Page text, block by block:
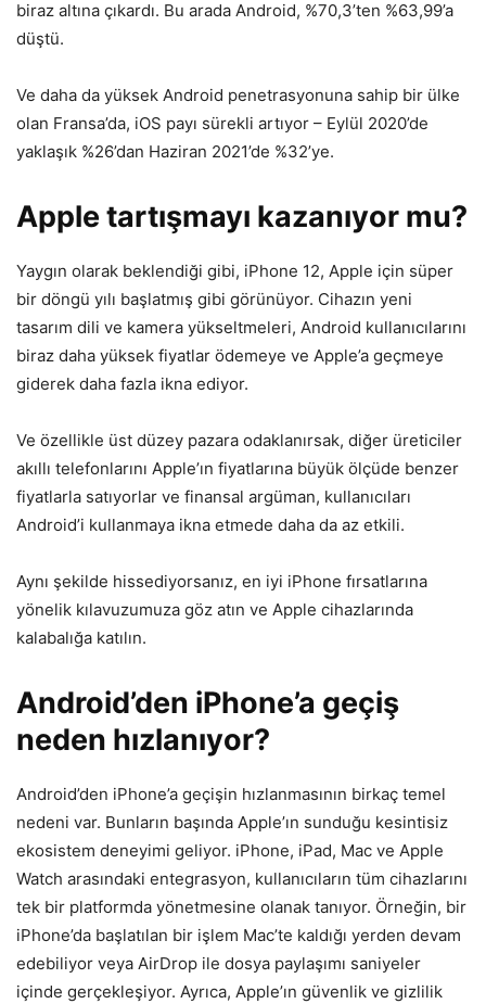
biraz altına çıkardı. Bu arada Android, %70,3’ten %63,99’a
düştü.
Ve daha da yüksek Android penetrasyonuna sahip bir ülke
olan Fransa’da, iOS payı sürekli artıyor – Eylül 2020’de
yaklaşık %26’dan Haziran 2021’de %32’ye.
Apple tartışmayı kazanıyor mu?
Yaygın olarak beklendiği gibi, iPhone 12, Apple için süper
bir döngü yılı başlatmış gibi görünüyor. Cihazın yeni
tasarım dili ve kamera yükseltmeleri, Android kullanıcılarını
biraz daha yüksek fiyatlar ödemeye ve Apple’a geçmeye
giderek daha fazla ikna ediyor.
Ve özellikle üst düzey pazara odaklanırsak, diğer üreticiler
akıllı telefonlarını Apple’ın fiyatlarına büyük ölçüde benzer
fiyatlarla satıyorlar ve finansal argüman, kullanıcıları
Android’i kullanmaya ikna etmede daha da az etkili.
Aynı şekilde hissediyorsanız, en iyi iPhone fırsatlarına
yönelik kılavuzumuza göz atın ve Apple cihazlarında
kalabalığa katılın.
Android’den iPhone’a geçiş
neden hızlanıyor?
Android’den iPhone’a geçişin hızlanmasının birkaç temel
nedeni var. Bunların başında Apple’ın sunduğu kesintisiz
ekosistem deneyimi geliyor. iPhone, iPad, Mac ve Apple
Watch arasındaki entegrasyon, kullanıcıların tüm cihazlarını
tek bir platformda yönetmesine olanak tanıyor. Örneğin, bir
iPhone’da başlatılan bir işlem Mac’te kaldığı yerden devam
edebiliyor veya AirDrop ile dosya paylaşımı saniyeler
içinde gerçekleşiyor. Ayrıca, Apple’ın güvenlik ve gizlilik